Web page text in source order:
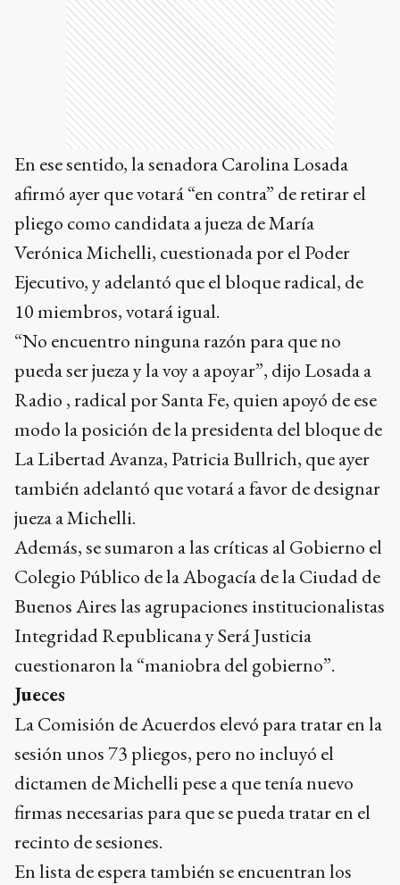
En ese sentido, la senadora Carolina Losada
afirmó ayer que votará “en contra” de retirar el
pliego como candidata a jueza de María
Verónica Michelli, cuestionada por el Poder
Ejecutivo, y adelantó que el bloque radical, de
10 miembros, votará igual.
“No encuentro ninguna razón para que no
pueda ser jueza y la voy a apoyar”, dijo Losada a
Radio , radical por Santa Fe, quien apoyó de ese
modo la posición de la presidenta del bloque de
La Libertad Avanza, Patricia Bullrich, que ayer
también adelantó que votará a favor de designar
jueza a Michelli.
Además, se sumaron a las críticas al Gobierno el
Colegio Público de la Abogacía de la Ciudad de
Buenos Aires las agrupaciones institucionalistas
Integridad Republicana y Será Justicia
cuestionaron la “maniobra del gobierno”.
Jueces
La Comisión de Acuerdos elevó para tratar en la
sesión unos 73 pliegos, pero no incluyó el
dictamen de Michelli pese a que tenía nuevo
firmas necesarias para que se pueda tratar en el
recinto de sesiones.
En lista de espera también se encuentran los